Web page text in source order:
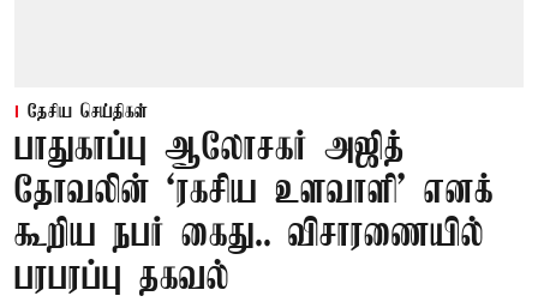
தேசிய செய்திகள்
பாதுகாப்பு ஆலோசகர் அஜித்
தோவலின் ‘ரகசிய உளவாளி’ எனக்
கூறிய நபர் கைது.. விசாரணையில்
பரபரப்பு தகவல்